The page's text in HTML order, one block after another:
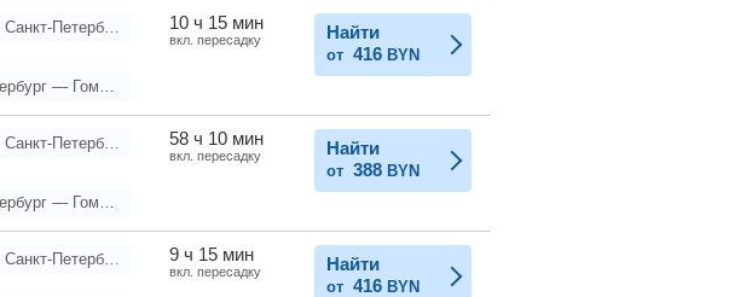
10 ч 15 мин
вкл. пересадку Найти
от 416 BYN
58 ч 10 мин
вкл. пересадку Найти
от 388 BYN
9 ч 15 мин
вкл. пересадку Найти
от 416 BYN